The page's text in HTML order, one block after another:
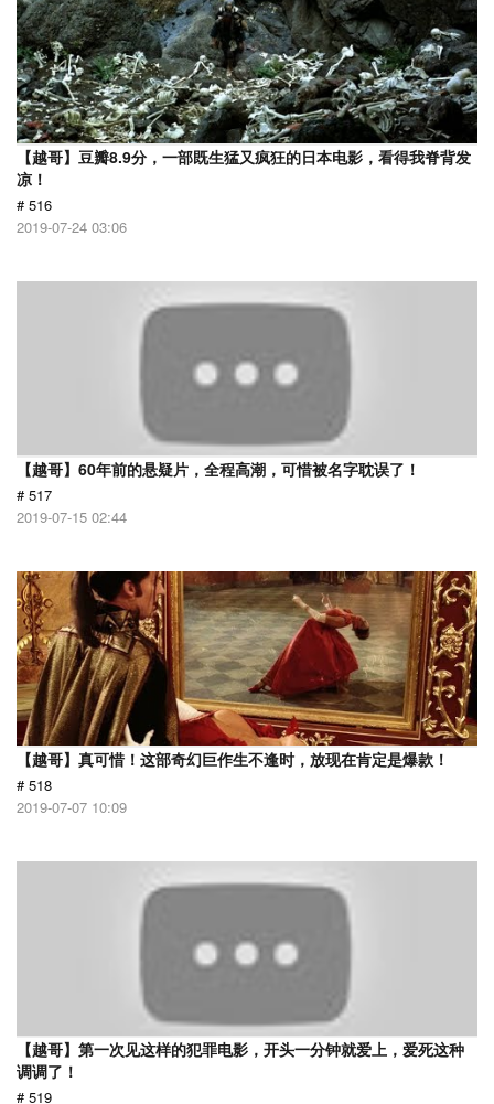
【越哥】豆瓣8.9分，一部既生猛又疯狂的日本电影，看得我脊背发
凉！
# 516
2019-07-24 03:06
【越哥】60年前的悬疑片，全程高潮，可惜被名字耽误了！
# 517
2019-07-15 02:44
【越哥】真可惜！这部奇幻巨作生不逢时，放现在肯定是爆款！
# 518
2019-07-07 10:09
【越哥】第一次见这样的犯罪电影，开头一分钟就爱上，爱死这种
调调了！
# 519